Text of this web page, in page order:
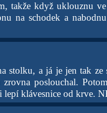
takže když uklouznu
na schodek a
stolku, a já je jen tak
zrovna poslouchal.
lepí klávesnice od krve.